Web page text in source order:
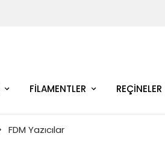
FİLAMENTLER REÇİNELER
FDM Yazıcılar